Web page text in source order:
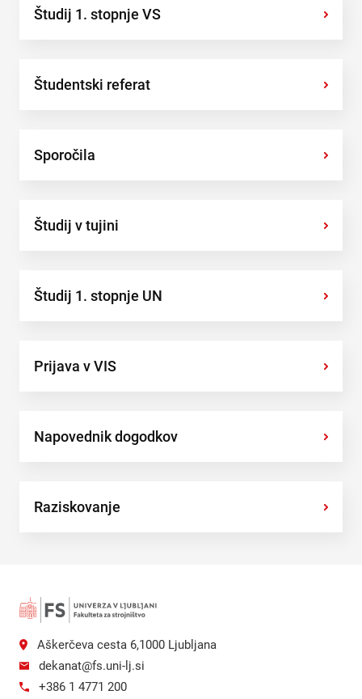
Študij 1. stopnje VS ›
Študentski referat ›
Sporočila ›
Študij v tujini ›
Študij 1. stopnje UN ›
Prijava v VIS ›
Napovednik dogodkov ›
Raziskovanje ›
Aškerčeva cesta 6,1000 Ljubljana
dekanat@fs.uni-lj.si
+386 1 4771 200